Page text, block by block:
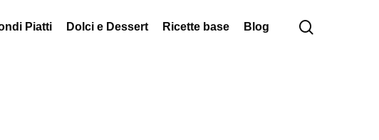
Piatti Dolci e Dessert Ricette base Blog